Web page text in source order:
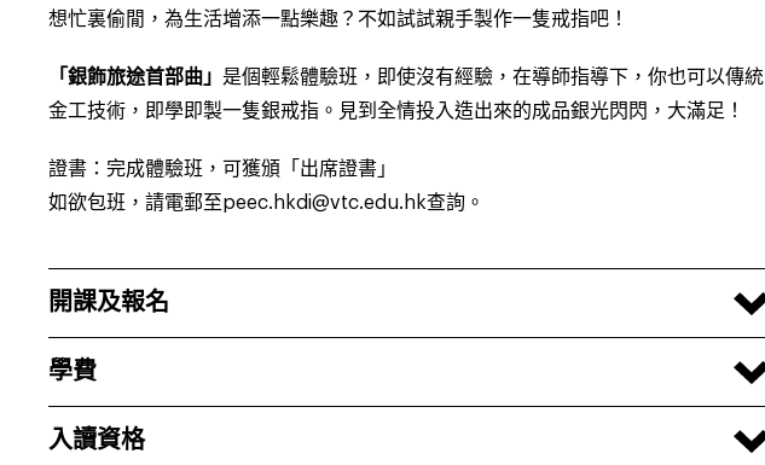
想忙裏偷閒 ，為生活增添一點樂趣？不如試試親手製作一隻戒指吧！
「銀飾旅途首部曲」 是個輕鬆體驗班，即使沒有經驗，在導師指導下，你也可以傳統
金工技術，即學即製一隻銀戒指。見到全情投入造出來的成品銀光閃閃，大滿足！
證書：完成體驗班，可獲頒「出席證書」
如欲包班，請電郵至peec.hkdi@vtc.edu.hk查詢。
開課及報名
學費
入讀資格